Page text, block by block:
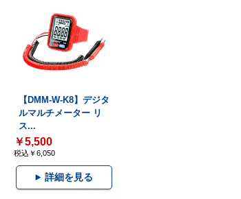
【DMM-W-K8】デジタ
ルマルチメーター リ
ス...
￥5,500
税込￥6,050
詳細を見る